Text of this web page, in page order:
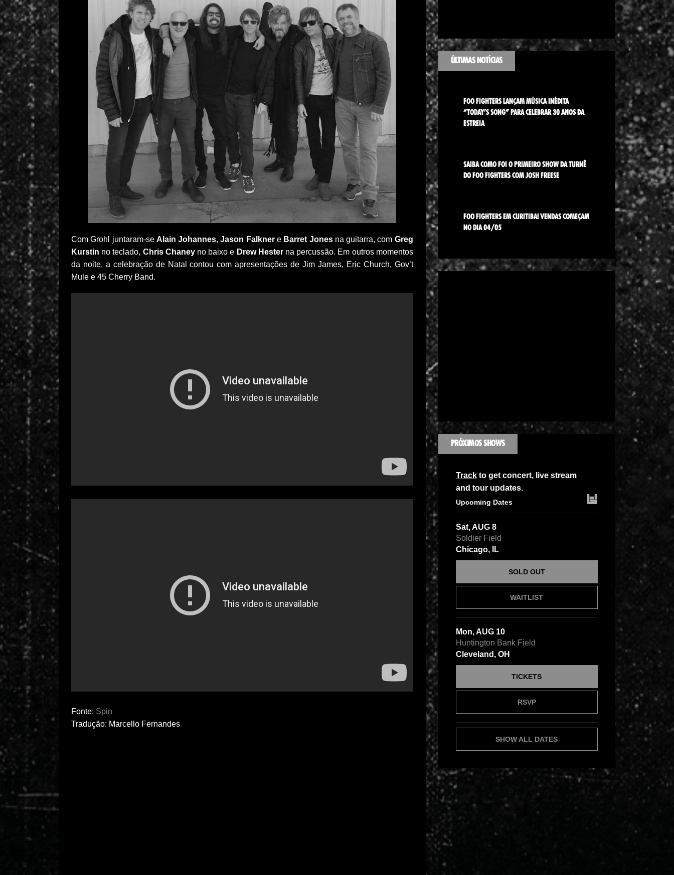
Com Grohl juntaram-se Alain Johannes,Jason Falknere Barret Jonesna guitarra, com Greg
Kurstin no teclado, Chris Chaneyno baixo e Drew Hesterna percussão. Em outros momentos
da noite, a celebração de Natal contou com apresentações de Jim James, Eric Church, Gov’t
Mule e 45 Cherry Band.
Fonte: Spin
Tradução: Marcello Fernandes
ÚLTIMAS NOTÍCIAS
FOO FIGHTERS LANÇAM MÚSICA INÉDITA
“TODAY’S SONG” PARA CELEBRAR 30 ANOS DA
ESTREIA
SAIBA COMO FOI O PRIMEIRO SHOW DA TURNÊ
DO FOO FIGHTERS COM JOSH FREESE
FOO FIGHTERS EM CURITIBA! VENDAS COMEÇAM
NO DIA 04/05
PRÓXIMOS SHOWS
Trackto get concert, live stream
and tour updates.
Upcoming Dates
Sat, AUG 8
Soldier Field
Chicago, IL
WAITLIST
SOLD OUT
Mon, AUG 10
Huntington Bank Field
Cleveland, OH
RSVP
TICKETS
SHOW ALL DATES